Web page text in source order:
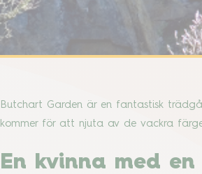
Butchart Garden är en fantastisk
kommer för att njuta av de vackra
En kvinna med